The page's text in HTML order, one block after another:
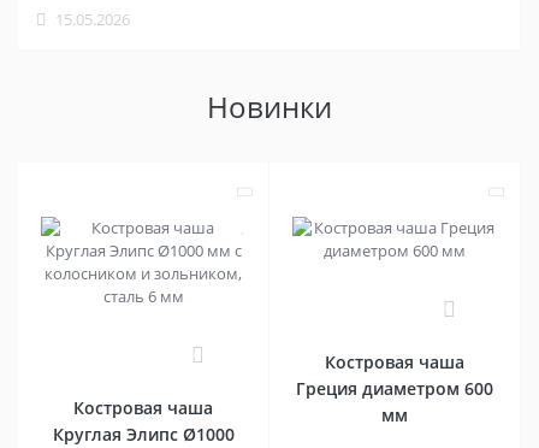
15.05.2026
Новинки
Костровая чаша
Круглая Элипс Ø1000
Костровая чаша
Греция диаметром 600
мм